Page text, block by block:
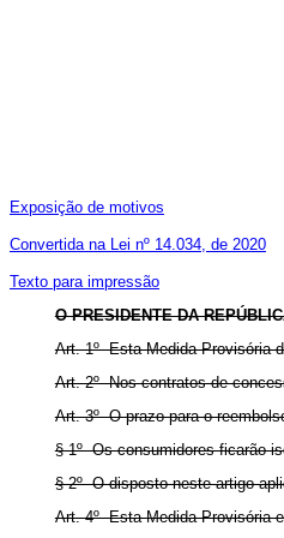
Exposição de motivos
Convertida na Lei nº 14.034, de 2020
Texto para impressão
O PRESIDENTE DA
Art. 1º Esta Medida Provisória
Art. 2º Nos contratos de
Art. 3º O prazo para o
§ 1º Os consumidores ficarão
§ 2º O disposto neste artigo
Art. 4º Esta Medida Provisória